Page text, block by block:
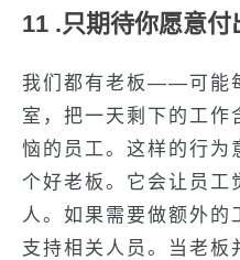
11 .只期待你愿意付
我们都有老板——可能
室，把一天剩下的工作
恼的员工。这样的行为
个好老板。它会让员工
人。如果需要做额外的
支持相关人员。当老板